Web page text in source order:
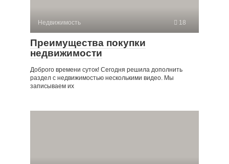
Недвижимость 18
Преимущества покупки
недвижимости
Доброго времени суток! Сегодня решила дополнить
раздел с недвижимостью несколькими видео. Мы
записываем их